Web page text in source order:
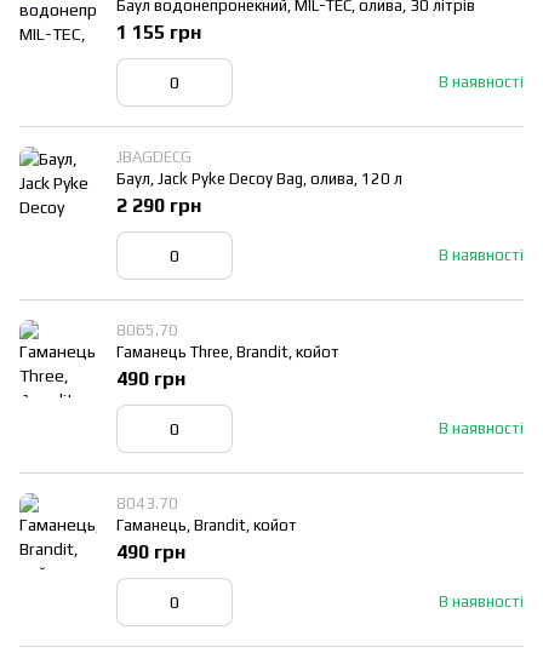
Баул водонепронекний, MIL-TEC, олива, 30 літрів
В наявності
1 155 грн
JBAGDECG
Баул, Jack Pyke Decoy Bag, олива, 120 л
В наявності
2 290 грн
8065.70
Гаманець Three, Brandit, койот
В наявності
490 грн
8043.70
Гаманець, Brandit, койот
В наявності
490 грн